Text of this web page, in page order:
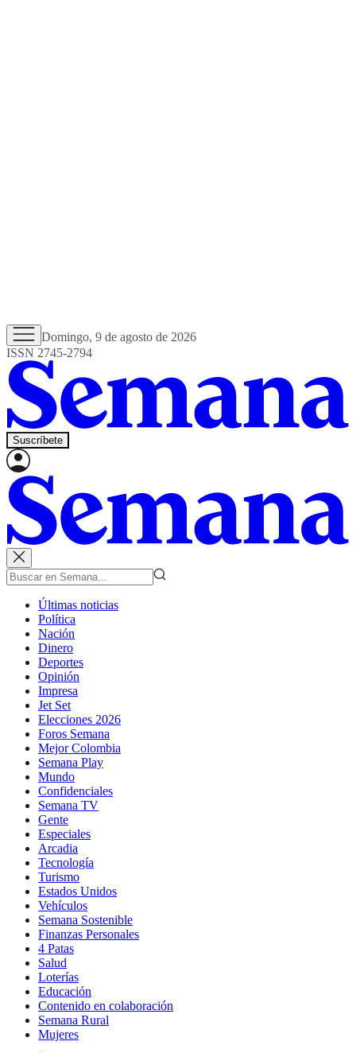
Domingo, 9 de agosto de 2026
ISSN 2745-2794
Suscríbete
Últimas noticias
Política
Nación
Dinero
Deportes
Opinión
Impresa
Jet Set
Elecciones 2026
Foros Semana
Mejor Colombia
Semana Play
Mundo
Confidenciales
Semana TV
Gente
Especiales
Arcadia
Tecnología
Turismo
Estados Unidos
Vehículos
Semana Sostenible
Finanzas Personales
4 Patas
Salud
Loterías
Educación
Contenido en colaboración
Semana Rural
Mujeres